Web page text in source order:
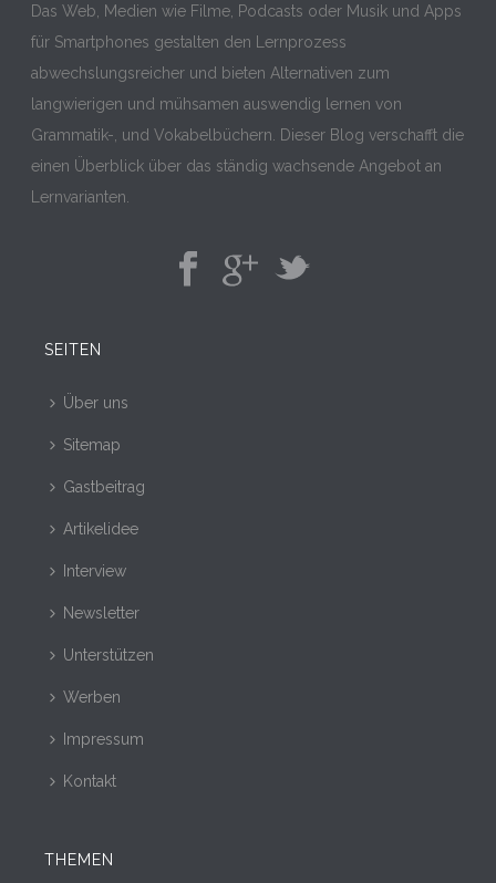
Das Web, Medien wie Filme, Podcasts oder Musik und Apps
für Smartphones gestalten den Lernprozess
abwechslungsreicher und bieten Alternativen zum
langwierigen und mühsamen auswendig lernen von
Grammatik-, und Vokabelbüchern. Dieser Blog verschafft die
einen Überblick über das ständig wachsende Angebot an
Lernvarianten.
SEITEN
Über uns
Sitemap
Gastbeitrag
Artikelidee
Interview
Newsletter
Unterstützen
Werben
Impressum
Kontakt
THEMEN